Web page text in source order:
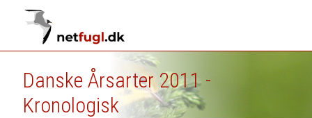
Danske Årsarter 2011 -
Kronologisk